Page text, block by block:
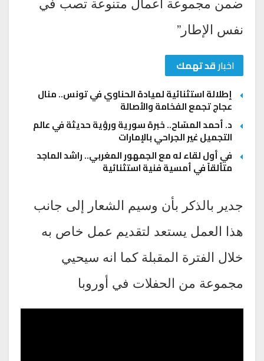
نفس الإطار”
اخبارقد تهمك
إطلالة استثنائية لميادة الحناوي في تونس.. منال
عجاج تجمع الفخامة والأصالة
د. أحمد المسّاح.. خبرة سورية ورؤية حديثة في عالم
التجميل غير الجراحي بالإمارات
في أول لقاء له مع الجمهور المغربي.. راشد الماجد
متألقاً في أمسية فنية استثنائية
جدير بالذكر بأن وسيم الشعار إلى جانب
هذا العمل يستعد لتقديم عمل خاص به
خلال الفترة المقبلة كما انه سيحيي
مجموعة من الحفلات في أوروبا